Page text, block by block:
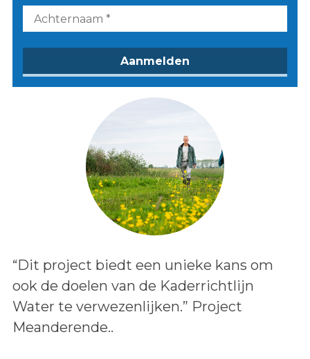
Lees het bericht:
“Dit project biedt een unieke kans om
ook de doelen van de Kaderrichtlijn
Water te verwezenlijken.” Project
Meanderende..